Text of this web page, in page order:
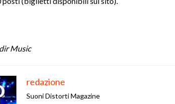
Music
redazione
Suoni Distorti Magazine